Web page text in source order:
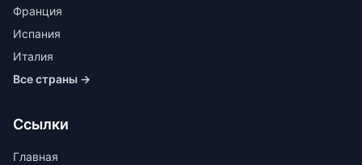
Франция
Испания
Италия
Все страны →
Ссылки
Главная